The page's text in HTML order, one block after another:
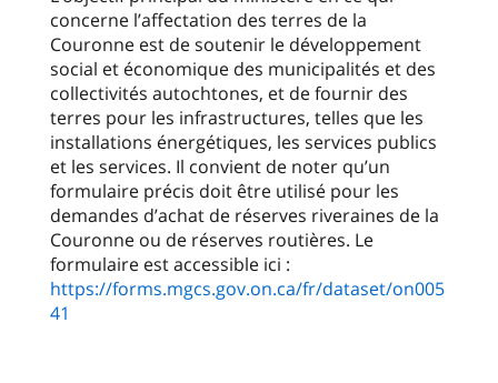
concerne l’affectation des terres de la
Couronne est de soutenir le développement
social et économique des municipalités et des
collectivités autochtones, et de fournir des
terres pour les infrastructures, telles que les
installations énergétiques, les services publics
et les services. Il convient de noter qu’un
formulaire précis doit être utilisé pour les
demandes d’achat de réserves riveraines de la
Couronne ou de réserves routières. Le
formulaire est accessible ici :
https://forms.mgcs.gov.on.ca/fr/dataset/on005
41